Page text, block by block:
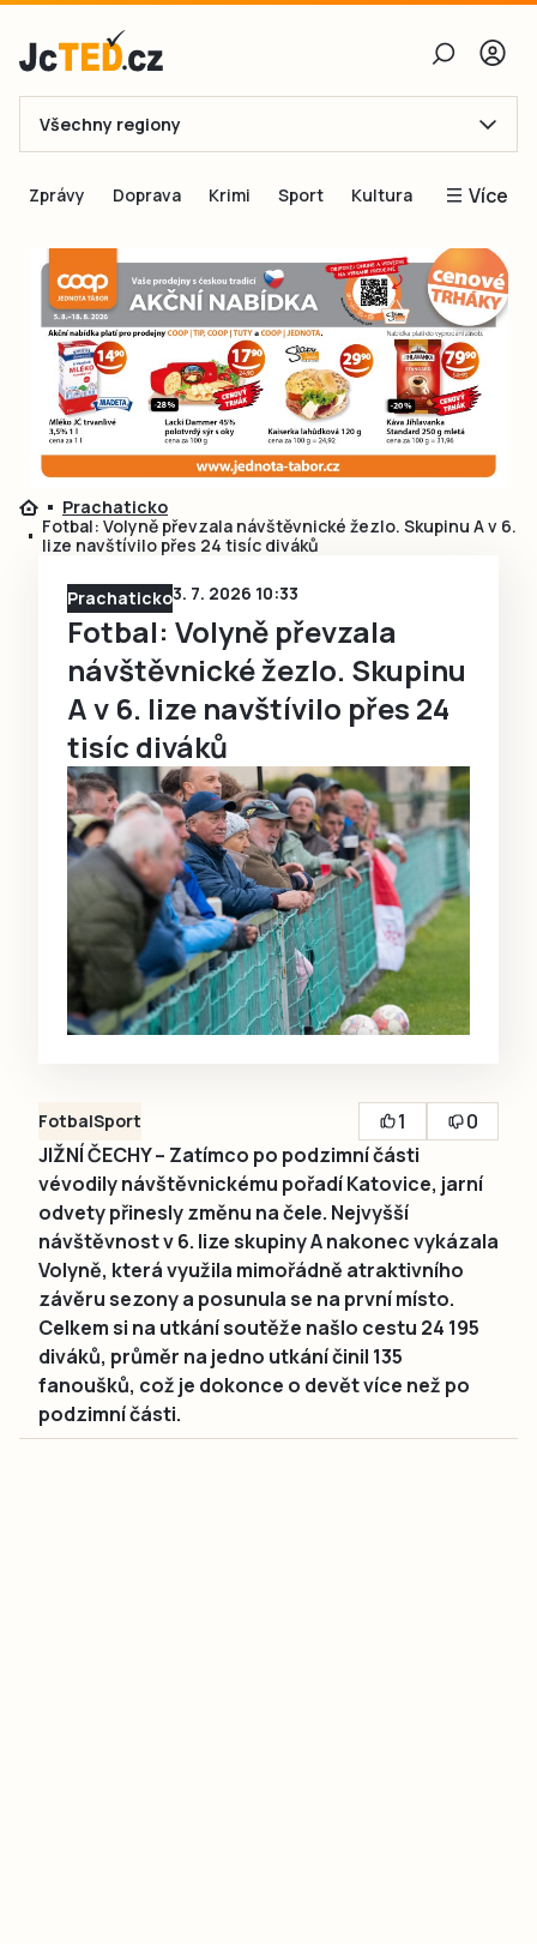
E-mail
Obnovit heslo
Přihlásit se
Přihlásit se přes Facebook
Ještě nemám účet, chci seRegistrovat
Všechny regiony
Zprávy Doprava Krimi Sport Kultura Více
Inspirace
Čtenáři píší
Speciální přílohy
Inzerce
Prachaticko
Fotbal: Volyně převzala návštěvnické žezlo. Skupinu A v 6.
lize navštívilo přes 24 tisíc diváků
Prachaticko3. 7. 2026 10:33
Fotbal: Volyně převzala
návštěvnické žezlo. Skupinu
A v 6. lize navštívilo přes 24
tisíc diváků
FotbalSport 1
0
JIŽNÍ ČECHY – Zatímco po podzimní části
vévodily návštěvnickému pořadí Katovice, jarní
odvety přinesly změnu na čele. Nejvyšší
návštěvnost v 6. lize skupiny A nakonec vykázala
Volyně, která využila mimořádně atraktivního
závěru sezony a posunula se na první místo.
Celkem si na utkání soutěže našlo cestu 24 195
diváků, průměr na jedno utkání činil 135
fanoušků, což je dokonce o devět více než po
podzimní části.